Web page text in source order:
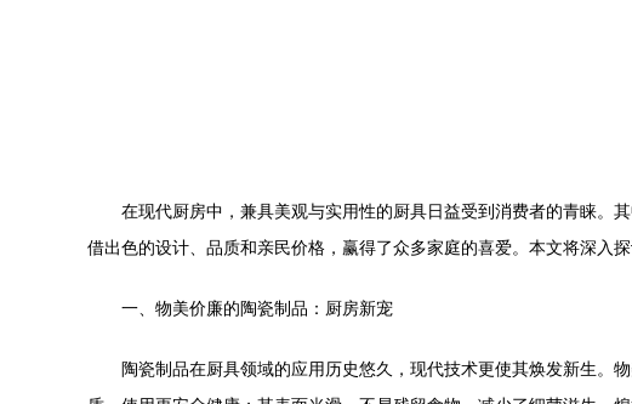
在现代厨房中，兼具美观与实用性的厨具日益受到消费者的青睐。
借出色的设计、品质和亲民价格，赢得了众多家庭的喜爱。本文将深入
一、物美价廉的陶瓷制品：厨房新宠
陶瓷制品在厨具领域的应用历史悠久，现代技术更使其焕发新生。